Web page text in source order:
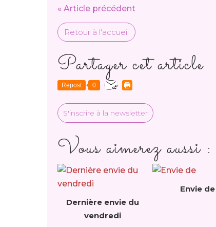
« Article précédent
Retour à l'accueil
Partager cet article
Repost 0
S'inscrire à la newsletter
Vous aimerez aussi :
Dernière envie du
vendredi
Envie de